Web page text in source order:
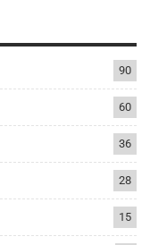
90
60
36
28
15